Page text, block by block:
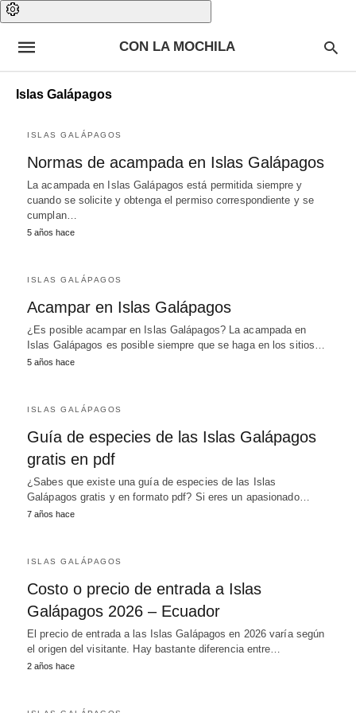
CON LA MOCHILA
Islas Galápagos
ISLAS GALÁPAGOS
Normas de acampada en Islas Galápagos
La acampada en Islas Galápagos está permitida siempre y
cuando se solicite y obtenga el permiso correspondiente y se
cumplan…
5 años hace
ISLAS GALÁPAGOS
Acampar en Islas Galápagos
¿Es posible acampar en Islas Galápagos? La acampada en
Islas Galápagos es posible siempre que se haga en los sitios…
5 años hace
ISLAS GALÁPAGOS
Guía de especies de las Islas Galápagos
gratis en pdf
¿Sabes que existe una guía de especies de las Islas
Galápagos gratis y en formato pdf? Si eres un apasionado…
7 años hace
ISLAS GALÁPAGOS
Costo o precio de entrada a Islas
Galápagos 2026 – Ecuador
El precio de entrada a las Islas Galápagos en 2026 varía según
el origen del visitante. Hay bastante diferencia entre…
2 años hace